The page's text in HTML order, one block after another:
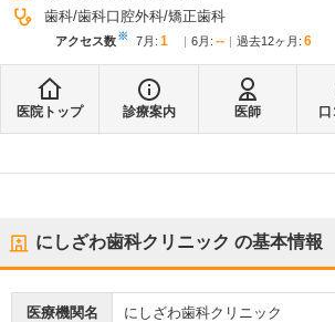
歯科 歯科口腔外科 矯正歯科
アクセス数※ 7月 : 1 6月 : -- 過去12ヶ月: 6
医院トップ 診療案内 医師
にしざわ歯科クリニック の基本情報
医療機関名 にしざわ歯科クリニック